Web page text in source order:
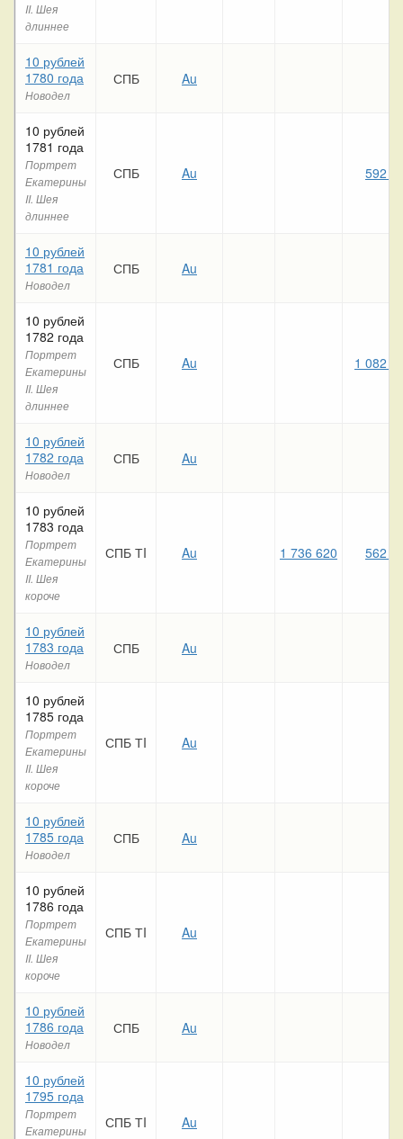
II. Шея
длиннее
10 рублей
1780 года
Новодел
СПБ Au
10 рублей
1781 года
Портрет
Екатерины
II. Шея
длиннее
СПБ Au 592
10 рублей
1781 года
Новодел
СПБ Au
10 рублей
1782 года
Портрет
Екатерины
II. Шея
длиннее
СПБ Au 1 082
10 рублей
1782 года
Новодел
СПБ Au
10 рублей
1783 года
Портрет
Екатерины
II. Шея
короче
СПБ ТI Au 1 736 620 562
10 рублей
1783 года
Новодел
СПБ Au
10 рублей
1785 года
Портрет
Екатерины
II. Шея
короче
СПБ ТI Au
10 рублей
1785 года
Новодел
СПБ Au
10 рублей
1786 года
Портрет
Екатерины
II. Шея
короче
СПБ ТI Au
10 рублей
1786 года
Новодел
СПБ Au
10 рублей
1795 года
Портрет
Екатерины
СПБ ТI Au